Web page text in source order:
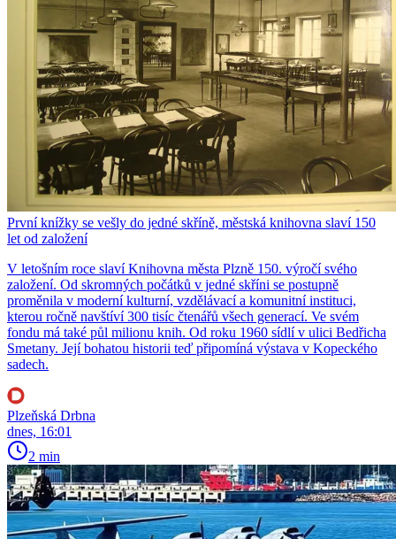
První knížky se vešly do jedné skříně, městská knihovna slaví 150
let od založení
V letošním roce slaví Knihovna města Plzně 150. výročí svého
založení. Od skromných počátků v jedné skříni se postupně
proměnila v moderní kulturní, vzdělávací a komunitní instituci,
kterou ročně navštíví 300 tisíc čtenářů všech generací. Ve svém
fondu má také půl milionu knih. Od roku 1960 sídlí v ulici Bedřicha
Smetany. Její bohatou historii teď připomíná výstava v Kopeckého
sadech.
Plzeňská Drbna
dnes, 16:01
2 min